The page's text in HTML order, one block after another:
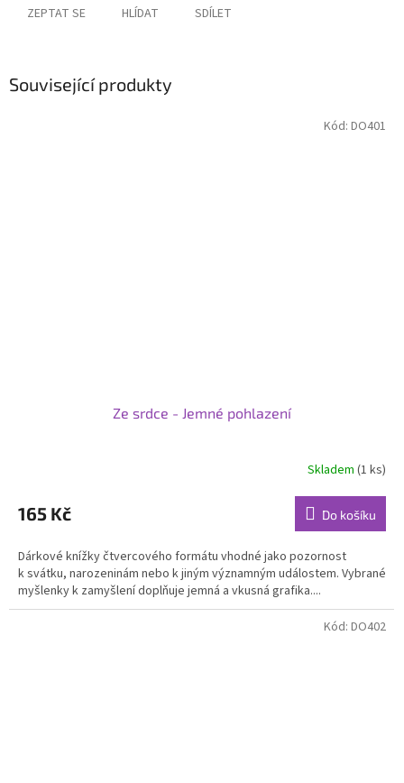
ZEPTAT SE HLÍDAT SDÍLET
Související produkty
Ze srdce - Jemné pohlazení
produktu
je
z
5
hvězdiček.
Skladem(1 ks)
165 Kč Do košíku
Dárkové knížky čtvercového formátu vhodné jako pozornost
k svátku, narozeninám nebo k jiným významným událostem. Vybrané
myšlenky k zamyšlení doplňuje jemná a vkusná grafika....
Kód: DO401
Kód: DO402